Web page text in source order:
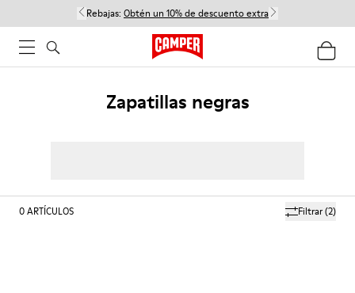
Rebajas: Obtén un 10% de descuento extra
Zapatillas negras
Filtrar(2)
0ARTÍCULOS